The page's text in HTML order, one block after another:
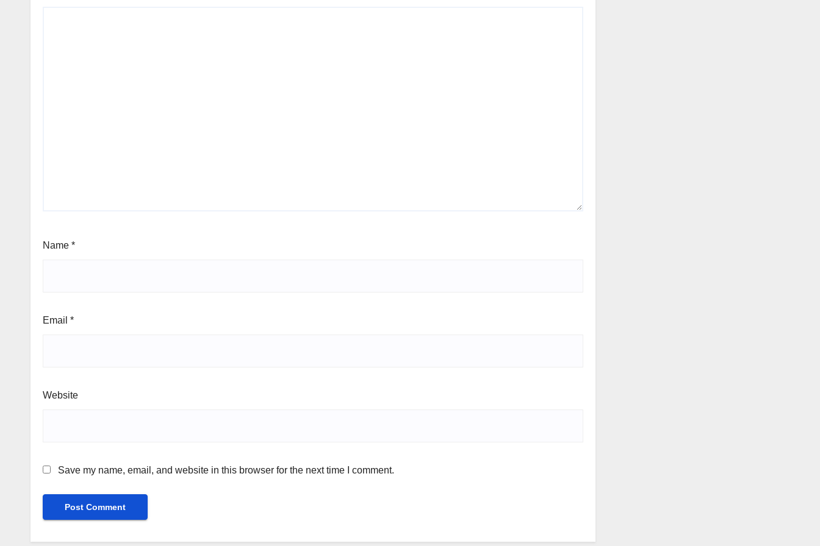
Name *
Email *
Website
Save my name, email, and website in this browser for the next time I comment.